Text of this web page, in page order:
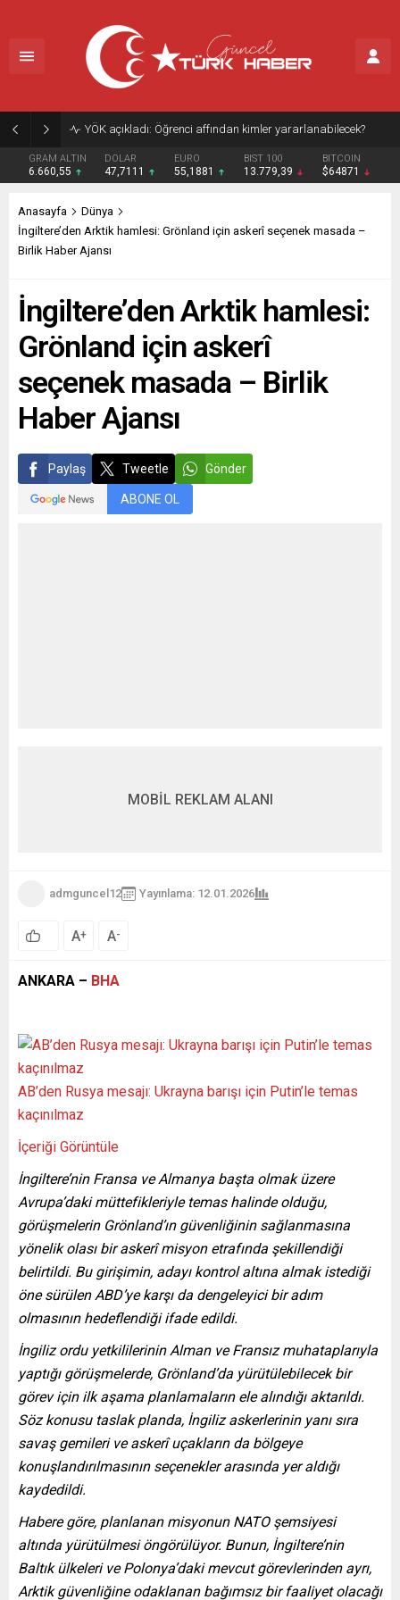
YÖK açıkladı: Öğrenci affından kimler yararlanabilecek?
GRAM ALTIN
6.660,55
DOLAR
47,7111
EURO
55,1881
BIST 100
13.779,39
BITCOIN
$64871
Anasayfa
Dünya
İngiltere’den Arktik hamlesi: Grönland için askerî seçenek masada –
Birlik Haber Ajansı
İngiltere’den Arktik hamlesi:
Grönland için askerî
seçenek masada – Birlik
Haber Ajansı
Paylaş Tweetle Gönder
ABONE OL
MOBİL REKLAM ALANI
admguncel12 Yayınlama: 12.01.2026
A+ A-
ANKARA – BHA
AB’den Rusya mesajı: Ukrayna barışı için Putin’le temas
kaçınılmaz
İçeriği Görüntüle
İngiltere’nin Fransa ve Almanya başta olmak üzere
Avrupa’daki müttefikleriyle temas halinde olduğu,
görüşmelerin Grönland’ın güvenliğinin sağlanmasına
yönelik olası bir askerî misyon etrafında şekillendiği
belirtildi. Bu girişimin, adayı kontrol altına almak istediği
öne sürülen ABD’ye karşı da dengeleyici bir adım
olmasının hedeflendiği ifade edildi.
İngiliz ordu yetkililerinin Alman ve Fransız muhataplarıyla
yaptığı görüşmelerde, Grönland’da yürütülebilecek bir
görev için ilk aşama planlamaların ele alındığı aktarıldı.
Söz konusu taslak planda, İngiliz askerlerinin yanı sıra
savaş gemileri ve askerî uçakların da bölgeye
konuşlandırılmasının seçenekler arasında yer aldığı
kaydedildi.
Habere göre, planlanan misyonun NATO şemsiyesi
altında yürütülmesi öngörülüyor. Bunun, İngiltere’nin
Baltık ülkeleri ve Polonya’daki mevcut görevlerinden ayrı,
Arktik güvenliğine odaklanan bağımsız bir faaliyet olacağı